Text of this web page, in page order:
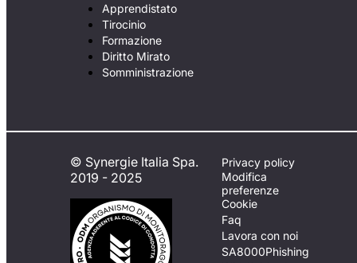
Apprendistato
Tirocinio
Formazione
Diritto Mirato
Somministrazione
© Synergie Italia Spa.
2019 - 2025
Privacy policy
Modifica
preferenze
Cookie
Faq
Lavora con noi
SA8000Phishing